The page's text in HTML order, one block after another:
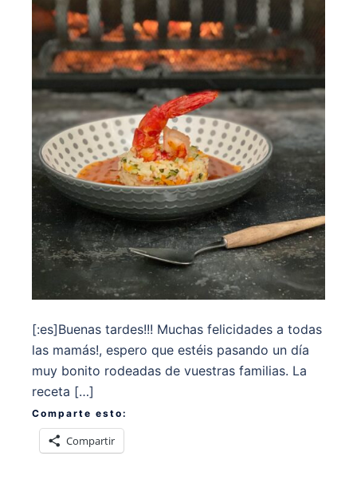
[:es]Buenas tardes!!! Muchas felicidades a todas
las mamás!, espero que estéis pasando un día
muy bonito rodeadas de vuestras familias. La
receta […]
Comparte esto:
Compartir